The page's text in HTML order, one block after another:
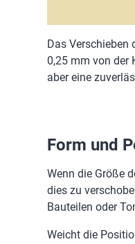
Das Verschieben
0,25 mm von der
aber eine
Form und
Wenn die Größe
dies zu
Bauteilen oder
Weicht die